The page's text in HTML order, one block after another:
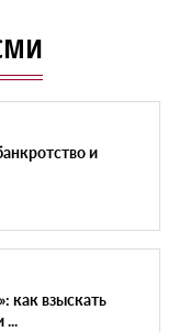
и
как взыскать
...